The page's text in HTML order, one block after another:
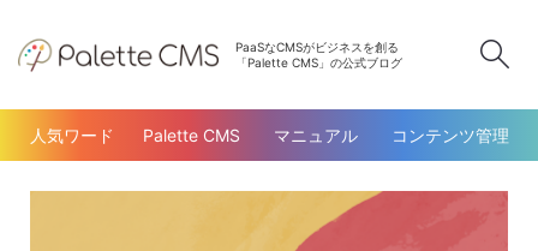
PaaSなCMSがビジネスを創る
「Palette CMS」の公式ブログ
人気ワード Palette CMS マニュアル コンテンツ管理